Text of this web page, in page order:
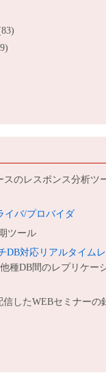
スのレスポンス分析ツ
イバ/プロバイダ
ツール
DB対応リアルタイムレ
種DB間のレプリケー
したWEBセミナーの